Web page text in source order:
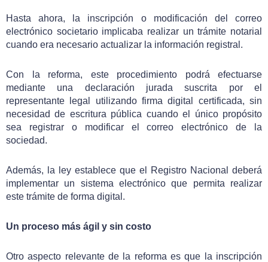
Hasta ahora, la inscripción o modificación del correo
electrónico societario implicaba realizar un trámite notarial
cuando era necesario actualizar la información registral.
Con la reforma, este procedimiento podrá efectuarse
mediante una declaración jurada suscrita por el
representante legal utilizando firma digital certificada, sin
necesidad de escritura pública cuando el único propósito
sea registrar o modificar el correo electrónico de la
sociedad.
Además, la ley establece que el Registro Nacional deberá
implementar un sistema electrónico que permita realizar
este trámite de forma digital.
Un proceso más ágil y sin costo
Otro aspecto relevante de la reforma es que la inscripción